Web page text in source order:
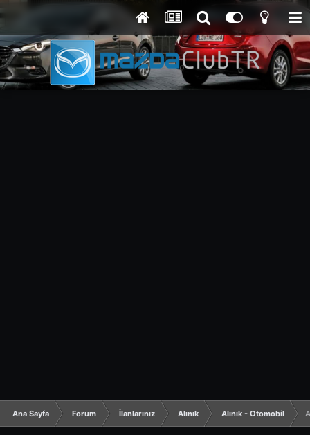
Ana Sayfa Forum İlanlarınız Alınık Alınık - Otomobil